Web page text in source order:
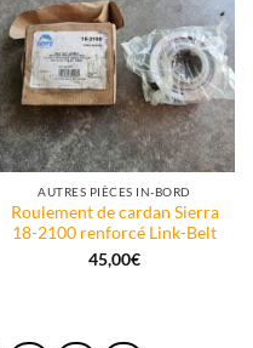
AUTRES PIÈCES IN-BORD
Roulement de cardan Sierra
18-2100 renforcé Link-Belt
45,00€